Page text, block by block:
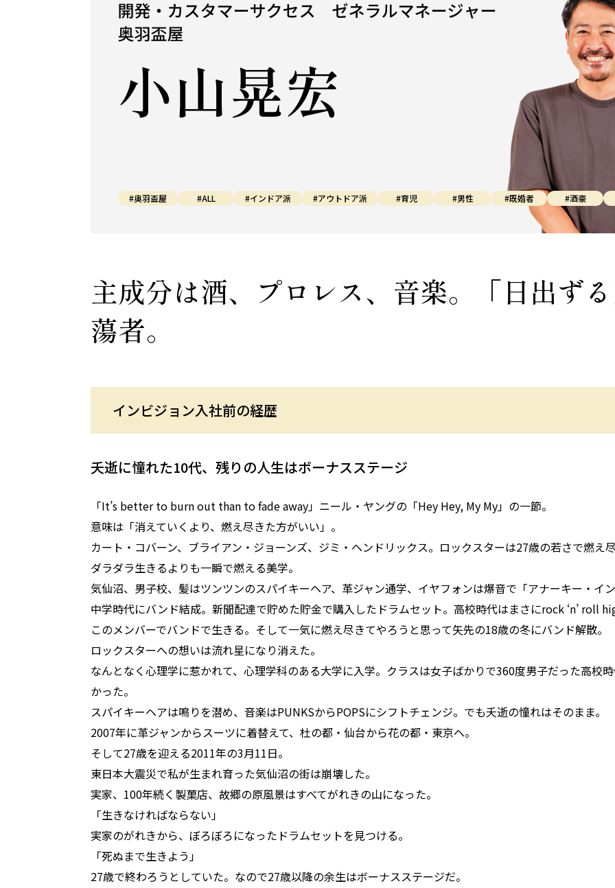
#奥羽盃屋 #ALL #インドア派 #アウトドア派 #育児 #男性 #既婚者 #酒豪
主成分は酒、プロレス、音楽。「日出ず
蕩者。
インビジョン入社前の経歴
夭逝に憧れた10代、残りの人生はボーナスステージ
「It’s better to burn out than to fade away」ニール・ヤングの「Hey Hey, My My」の一節。
意味は「消えていくより、燃え尽きた方がいい」。
カート・コバーン、ブライアン・ジョーンズ、ジミ・ヘンドリックス。ロックスターは27歳の若さで燃え
ダラダラ生きるよりも一瞬で燃える美学。
気仙沼、男子校、髪はツンツンのスパイキーヘア、革ジャン通学、イヤフォンは爆音で「アナーキー・イン
中学時代にバンド結成。新聞配達で貯めた貯金で購入したドラムセット。高校時代はまさにrock ‘n’ roll
このメンバーでバンドで生きる。そして一気に燃え尽きてやろうと思って矢先の18歳の冬にバンド解散。
ロックスターへの想いは流れ星になり消えた。
なんとなく心理学に惹かれて、心理学科のある大学に入学。クラスは女子ばかりで360度男子だった高校
かった。
スパイキーヘアは鳴りを潜め、音楽はPUNKSからPOPSにシフトチェンジ。でも夭逝の憧れはそのまま。
2007年に革ジャンからスーツに着替えて、杜の都・仙台から花の都・東京へ。
そして27歳を迎える2011年の3月11日。
東日本大震災で私が生まれ育った気仙沼の街は崩壊した。
実家、100年続く製菓店、故郷の原風景はすべてがれきの山になった。
「生きなければならない」
実家のがれきから、ぼろぼろになったドラムセットを見つける。
「死ぬまで生きよう」
27歳で終わろうとしていた。なので27歳以降の余生はボーナスステージだ。